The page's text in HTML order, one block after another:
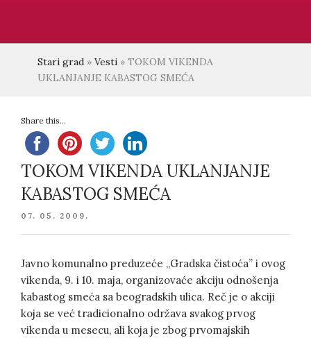
Stari grad » Vesti » TOKOM VIKENDA
UKLANJANJE KABASTOG SMEĆA
Share this...
TOKOM VIKENDA UKLANJANJE
KABASTOG SMEĆA
POSTED
07. 05. 2009.
Javno komunalno preduzeće „Gradska čistoća” i ovog
vikenda, 9. i 10. maja, organizovaće akciju odnošenja
kabastog smeća sa beogradskih ulica. Reč je o akciji
koja se već tradicionalno održava svakog prvog
vikenda u mesecu, ali koja je zbog prvomajskih